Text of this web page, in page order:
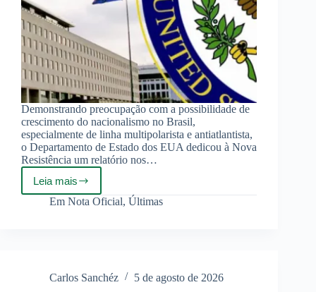
Demonstrando preocupação com a possibilidade de
crescimento do nacionalismo no Brasil,
especialmente de linha multipolarista e antiatlantista,
o Departamento de Estado dos EUA dedicou à Nova
Resistência um relatório nos…
Leia mais
EUA
afirmam
seus
Em Nota Oficial,Últimas
Carlos Sanchéz 5 de agosto de 2026